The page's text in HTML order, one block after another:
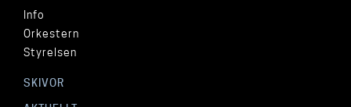
Info
Orkestern
Styrelsen
SKIVOR